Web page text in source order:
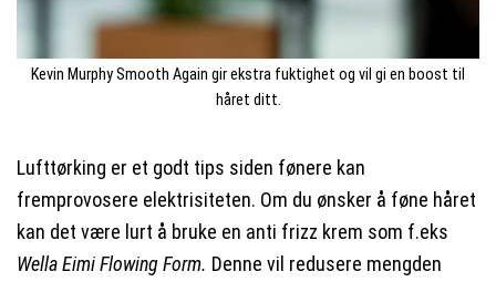
Kevin Murphy Smooth Again gir ekstra fuktighet og vil gi en boost til
håret ditt.
Lufttørking er et godt tips siden fønere kan
fremprovosere elektrisiteten. Om du ønsker å føne håret
kan det være lurt å bruke en anti frizz krem som f.eks
Wella Eimi Flowing Form. Denne vil redusere mengden